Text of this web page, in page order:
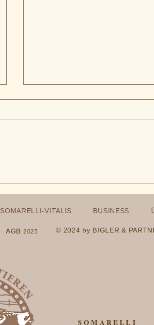
SOMARELLI-VITALIS BUSINESS
© 2024 by BIGLER &
AGB 2025
SOMARELLI